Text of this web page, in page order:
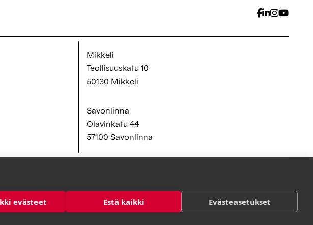
evästeet Estä kaikki Evästeasetukset
Mikkeli
Teollisuuskatu 10
50130 Mikkeli
Savonlinna
Olavinkatu 44
57100 Savonlinna